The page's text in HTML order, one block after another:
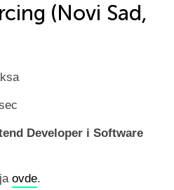
(Novi Sad,
Developer i Software
ovde.